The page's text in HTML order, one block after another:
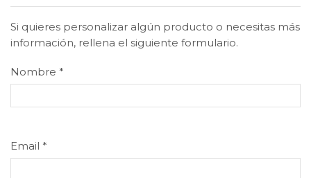
Si quieres personalizar algún producto o necesitas más
información, rellena el siguiente formulario.
Nombre *
Email *